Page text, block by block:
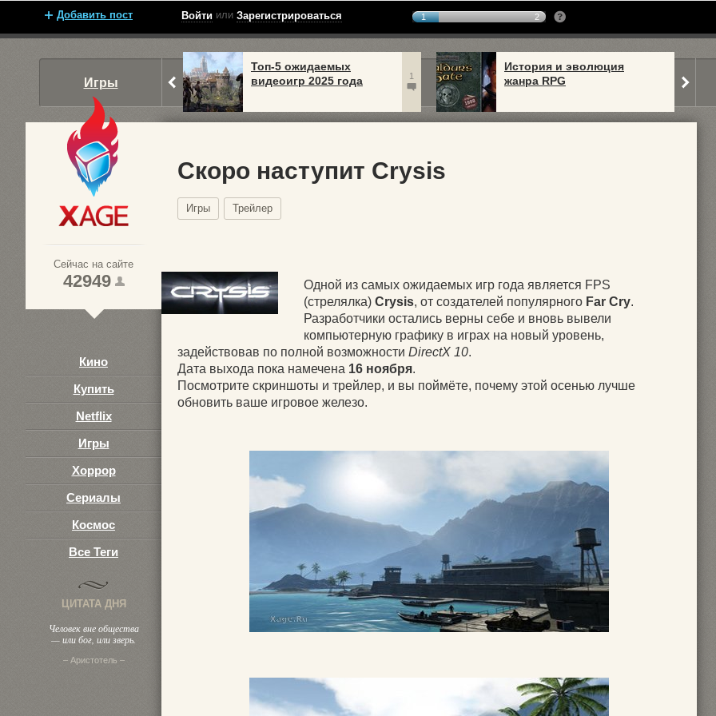
Добавить пост Войти или Зарегистрироваться 1 2
Игры
Топ-5 ожидаемых
видеоигр 2025 года
1
История и эволюция
жанра RPG
2
3
Сейчас на сайте
42949
Кино
Купить
Netflix
Игры
Хоррор
Сериалы
Космос
Все Теги
ЦИТАТА ДНЯ
Человек вне общества
— или бог, или зверь.
– Аристотель –
Скоро наступит Crysis
Игры Трейлер
Одной из самых ожидаемых игр года является FPS
(стрелялка) Crysis, от создателей популярного Far Cry.
Разработчики остались верны себе и вновь вывели
компьютерную графику в играх на новый уровень,
задействовав по полной возможности DirectX 10.
Дата выхода пока намечена 16 ноября.
Посмотрите скриншоты и трейлер, и вы поймёте, почему этой осенью лучше
обновить ваше игровое железо.